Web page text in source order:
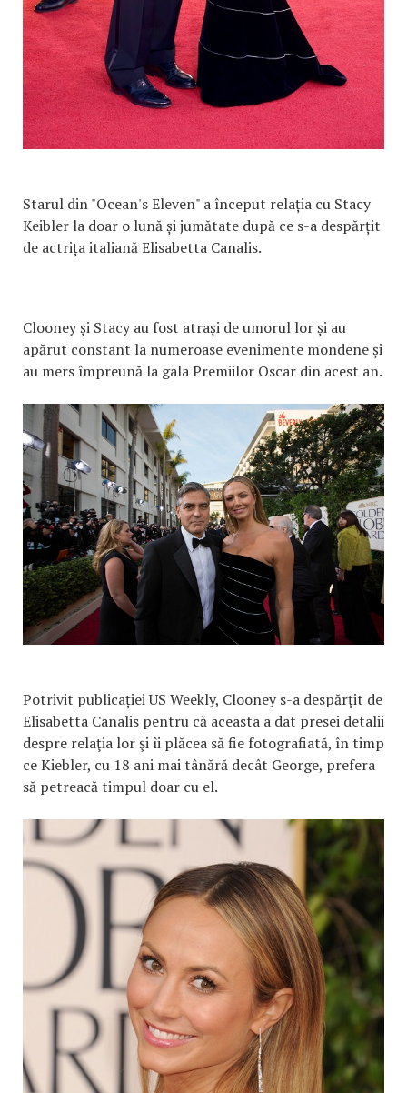
Starul din "Ocean's Eleven" a început relația cu Stacy
Keibler la doar o lună și jumătate după ce s-a despărțit
de actrița italiană Elisabetta Canalis.
Clooney și Stacy au fost atrași de umorul lor și au
apărut constant la numeroase evenimente mondene și
au mers împreună la gala Premiilor Oscar din acest an.
Potrivit publicației US Weekly, Clooney s-a despărţit de
Elisabetta Canalis pentru că aceasta a dat presei detalii
despre relaţia lor şi îi plăcea să fie fotografiată, în timp
ce Kiebler, cu 18 ani mai tânără decât George, prefera
să petreacă timpul doar cu el.